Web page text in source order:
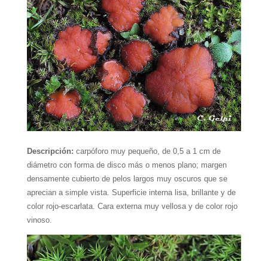
Descripción: carpóforo muy pequeño, de 0,5 a 1 cm de
diámetro con forma de disco más o menos plano; margen
densamente cubierto de pelos largos muy oscuros que se
aprecian a simple vista. Superficie interna lisa, brillante y de
color rojo-escarlata. Cara externa muy vellosa y de color rojo
vinoso.